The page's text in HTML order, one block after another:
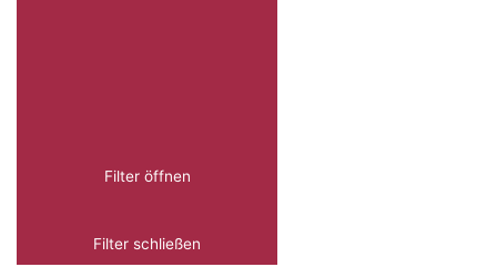
Filter öffnen
Filter schließen